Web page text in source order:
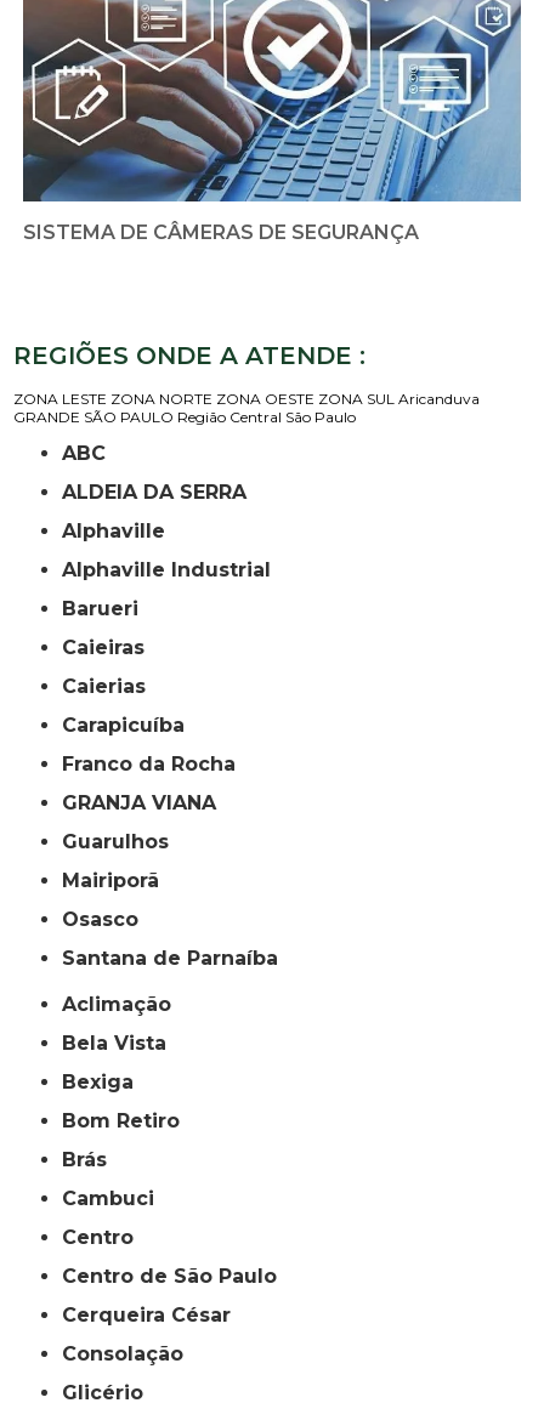
SISTEMA DE CÂMERAS DE SEGURANÇA
REGIÕES ONDE A ATENDE :
ZONA LESTE ZONA NORTE ZONA OESTE ZONA SUL Aricanduva
GRANDE SÃO PAULO Região Central São Paulo
ABC
ALDEIA DA SERRA
Alphaville
Alphaville Industrial
Barueri
Caieiras
Caierias
Carapicuíba
Franco da Rocha
GRANJA VIANA
Guarulhos
Mairiporã
Osasco
Santana de Parnaíba
Aclimação
Bela Vista
Bexiga
Bom Retiro
Brás
Cambuci
Centro
Centro de São Paulo
Cerqueira César
Consolação
Glicério